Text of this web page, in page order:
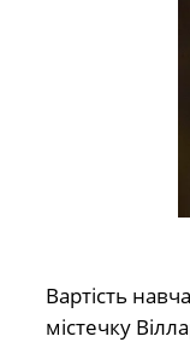
Вартість
містечку